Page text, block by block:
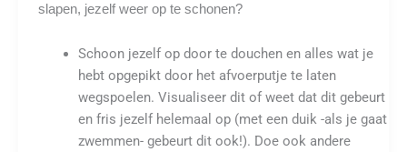
slapen, jezelf weer op te schonen?
Schoon jezelf op door te douchen en alles wat je
hebt opgepikt door het afvoerputje te laten
wegspoelen. Visualiseer dit of weet dat dit gebeurt
en fris jezelf helemaal op (met een duik -als je gaat
zwemmen- gebeurt dit ook!). Doe ook andere